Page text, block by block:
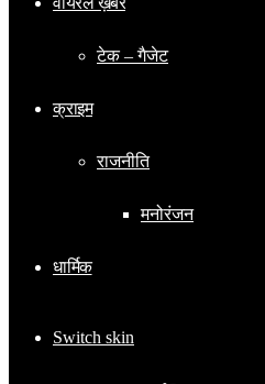
टेक – गैजेट
क्राइम
राजनीति
मनोरंजन
धार्मिक
Switch skin